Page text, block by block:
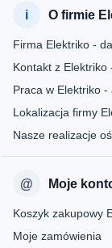
O firmie
Firma Elektriko -
Kontakt z
Praca w Elektriko
Lokalizacja firmy
Nasze realizacje
Moje
Koszyk zakupowy
Moje zamówienia